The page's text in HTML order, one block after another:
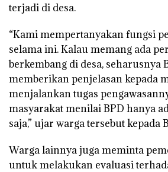
terjadi di desa.
“Kami mempertanyakan fungsi
selama ini. Kalau memang ada
berkembang di desa, seharusnya
memberikan penjelasan kepada
menjalankan tugas
masyarakat menilai BPD hanya
saja,” ujar warga tersebut kepada
Warga lainnya juga meminta
untuk melakukan evaluasi